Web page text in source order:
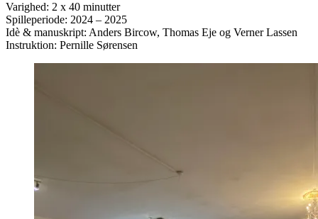
Varighed: 2 x 40 minutter
Spilleperiode: 2024 – 2025
Idè & manuskript: Anders Bircow, Thomas Eje og Verner Lassen
Instruktion: Pernille Sørensen